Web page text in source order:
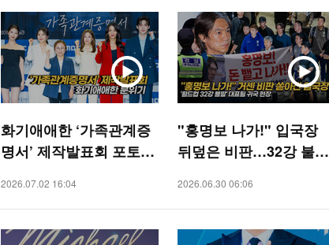
화기애애한 ‘가족관계증
명서’ 제작발표회 포토타
2026.07.02 16:04
"홍명보 나가!" 입국장
뒤덮은 비판…32강 불발
S]
2026.06.30 06:06